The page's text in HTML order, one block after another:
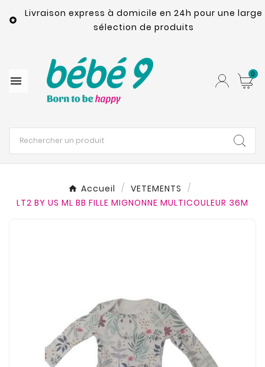

Livraison express à domicile en 24h pour une large
sélection de produits
 0
Accueil
VETEMENTS
LT2 BY US ML BB FILLE MIGNONNE MULTICOULEUR 36M